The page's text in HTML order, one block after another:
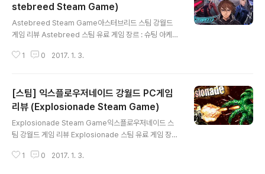
stebreed Steam Game)
Astebreed Steam Game아스터브리드 스팀 강월드
게임 리뷰 Astebreed 스팀 유료 게임 장르 : 슈팅 아케이
저한글DB)게임 패드 : 지원 (진동 지원) GTX850M 게이
성도를 자랑하는슈팅 아케이드 스팀 게임입니다 비록 인디
게임으로 분류는 되어있지만 직접 플레이 하면플스포 엑스
원 콘솔 수준의 3D 그래픽과 슈팅 장르의 뛰어난 완성도와
진짜 오락적 재미를 체험할 수 있는 시원하고 박력 넘치는
오락실의 그 기분이 절로 납니다 슈팅 장르에 충실하면서
도 스테이지 중간마다 변화되는종스크롤 횡스크롤 3인칭
1 0 2017. 1. 3.
[스팀] 익스플로우저네이드 강월드 PC게임
리뷰 (Explosionade Steam Game)
Explosionade Steam Game익스플로우저네이드 스
팀 강월드 게임 리뷰 Explosionade 스팀 유료 게임 장르
(영어)게임 패드 : 지원 GTX850M 게이밍노트북 & 엑박
1 0 2017. 1. 3.